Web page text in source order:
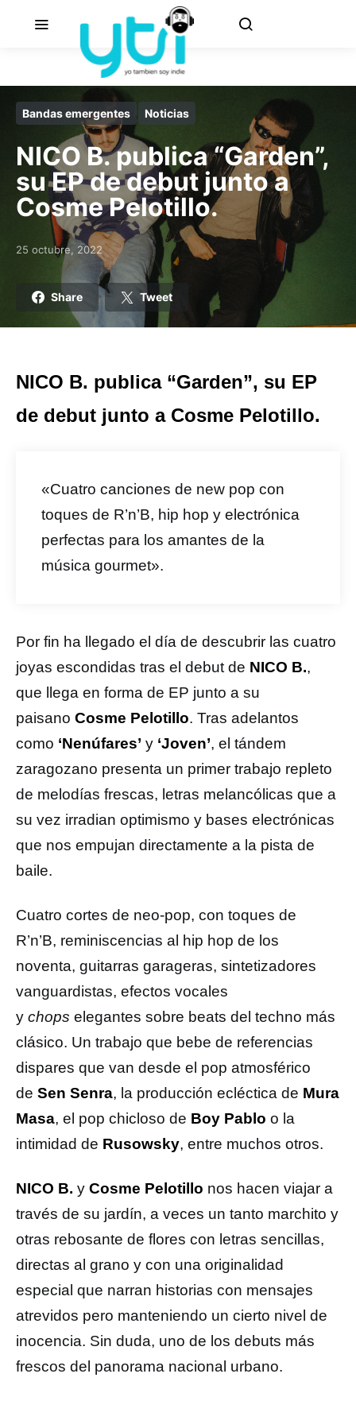
Bandas emergentes Noticias
NICO B. publica “Garden”,
su EP de debut junto a
Cosme Pelotillo.
Posted on
25 octubre, 2022
Share Tweet
NICO B. publica “Garden”, su EP
de debut junto a Cosme Pelotillo.
«Cuatro canciones de new pop con
toques de R’n’B, hip hop y electrónica
perfectas para los amantes de la
música gourmet».
Por fin ha llegado el día de descubrir las cuatro
joyas escondidas tras el debut de NICO B.,
que llega en forma de EP junto a su
paisano Cosme Pelotillo. Tras adelantos
como ‘Nenúfares’ y ‘Joven’, el tándem
zaragozano presenta un primer trabajo repleto
de melodías frescas, letras melancólicas que a
su vez irradian optimismo y bases electrónicas
que nos empujan directamente a la pista de
baile.
Cuatro cortes de neo-pop, con toques de
R’n’B, reminiscencias al hip hop de los
noventa, guitarras garageras, sintetizadores
vanguardistas, efectos vocales
y chops elegantes sobre beats del techno más
clásico. Un trabajo que bebe de referencias
dispares que van desde el pop atmosférico
de Sen Senra, la producción ecléctica de Mura
Masa, el pop chicloso de Boy Pablo o la
intimidad de Rusowsky, entre muchos otros.
NICO B. y Cosme Pelotillo nos hacen viajar a
través de su jardín, a veces un tanto marchito y
otras rebosante de flores con letras sencillas,
directas al grano y con una originalidad
especial que narran historias con mensajes
atrevidos pero manteniendo un cierto nivel de
inocencia. Sin duda, uno de los debuts más
frescos del panorama nacional urbano.